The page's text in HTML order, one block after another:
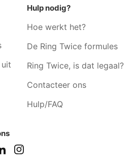
Hulp nodig?
Hoe werkt het?
De Ring Twice formules
Ring Twice, is dat legaal?
Contacteer ons
Hulp/FAQ